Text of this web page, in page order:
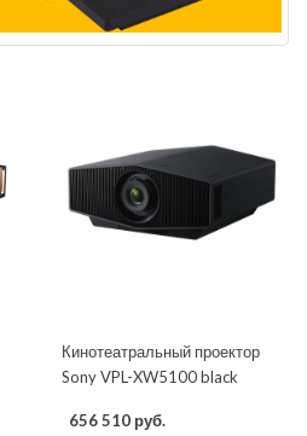
Кинотеатральный проектор
Sony VPL-XW5100 black
656 510 руб.